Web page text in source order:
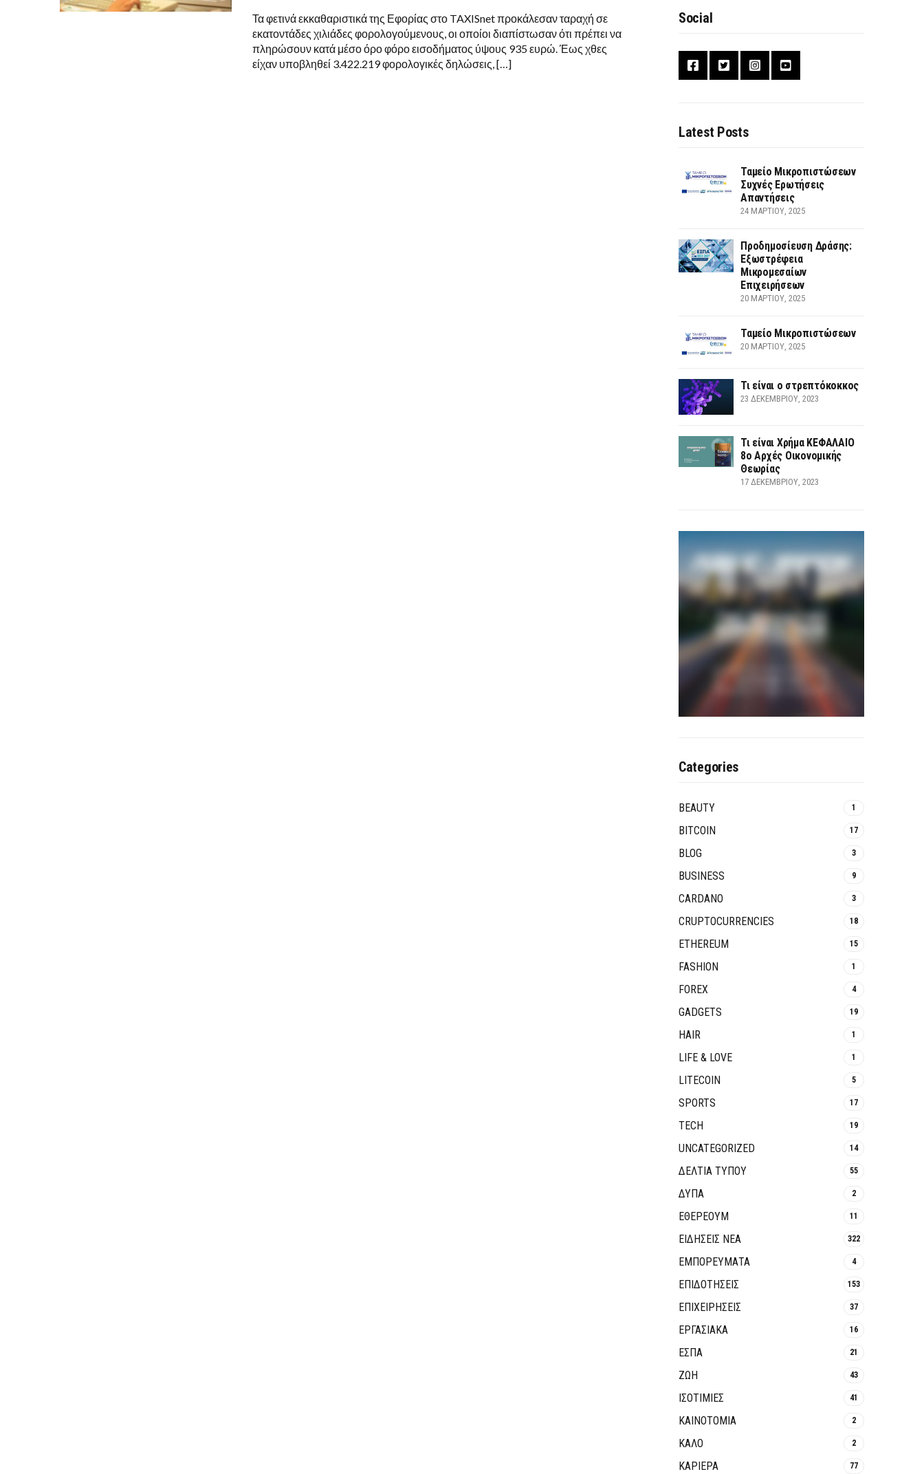
Τα φετινά εκκαθαριστικά της Εφορίας στο TAXISnet προκάλεσαν ταραχή σε
εκατοντάδες χιλιάδες φορολογούμενους, οι οποίοι διαπίστωσαν ότι πρέπει να
πληρώσουν κατά μέσο όρο φόρο εισοδήματος ύψους 935 ευρώ. Έως χθες
είχαν υποβληθεί 3.422.219 φορολογικές δηλώσεις, […]
Social
Latest Posts
Ταμείο Μικροπιστώσεων
Συχνές Ερωτήσεις
Απαντήσεις
24 ΜΑΡΤΊΟΥ, 2025
Προδημοσίευση Δράσης:
Εξωστρέφεια
Μικρομεσαίων
Επιχειρήσεων
20 ΜΑΡΤΊΟΥ, 2025
Ταμείο Μικροπιστώσεων
20 ΜΑΡΤΊΟΥ, 2025
Τι είναι ο στρεπτόκοκκος
23 ΔΕΚΕΜΒΡΊΟΥ, 2023
Τι είναι Χρήμα ΚΕΦΑΛΑΙΟ
8ο Αρχές Οικονομικής
Θεωρίας
17 ΔΕΚΕΜΒΡΊΟΥ, 2023
Categories
BEAUTY 1
BITCOIN 17
BLOG 3
BUSINESS 9
CARDANO 3
CRUPTOCURRENCIES 18
ETHEREUM 15
FASHION 1
FOREX 4
GADGETS 19
HAIR 1
LIFE & LOVE 1
LITECOIN 5
SPORTS 17
TECH 19
UNCATEGORIZED 14
ΔΕΛΤΙΑ ΤΥΠΟΥ 55
ΔΥΠΑ 2
ΕΘΈΡΕΟΥΜ 11
ΕΙΔΗΣΕΙΣ ΝΕΑ 322
ΕΜΠΟΡΕΥΜΑΤΑ 4
ΕΠΙΔΟΤΗΣΕΙΣ 153
ΕΠΙΧΕΙΡΗΣΕΙΣ 37
ΕΡΓΑΣΙΑΚΑ 16
ΕΣΠΑ 21
ΖΩΗ 43
ΙΣΟΤΙΜΙΕΣ 41
ΚΑΙΝΟΤΟΜΊΑ 2
ΚΑΛΟ 2
ΚΑΡΙΕΡΑ 77